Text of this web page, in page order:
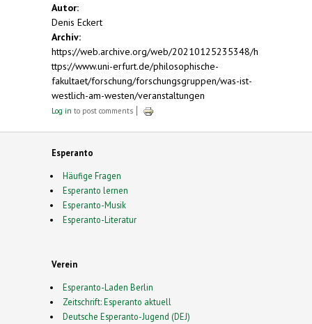
Autor:
Denis Eckert
Archiv:
https://web.archive.org/web/20210125235348/h
ttps://www.uni-erfurt.de/philosophische-
fakultaet/forschung/forschungsgruppen/was-ist-
westlich-am-westen/veranstaltungen
Log in to post comments
Esperanto
Häufige Fragen
Esperanto lernen
Esperanto-Musik
Esperanto-Literatur
Verein
Esperanto-Laden Berlin
Zeitschrift: Esperanto aktuell
Deutsche Esperanto-Jugend (DEJ)